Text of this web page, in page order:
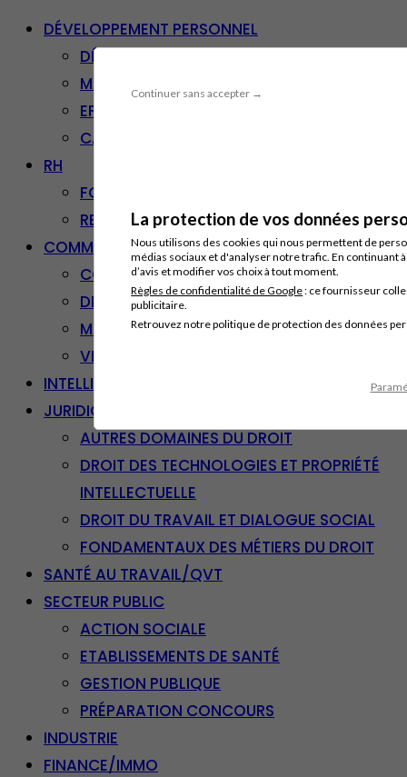
Continuer sans accepter →
La protection de vos données
Nous utilisons des cookies qui nous permettent de
médias sociaux et d'analyser notre trafic. En continuant
d’avis et modifier vos choix à tout moment.
Règles de confidentialité de Google: ce fournisseur
publicitaire.
Retrouvez notre politique de protection des données
DÉVELOPPEMENT PERSONNEL
DÉVELOPPEMENT PERSONNEL
MANAGEMENT
EFFICACITÉ PROFESSIONNELLE
CARRIÈRE & RECONVERSION
RH
FORMATION PROFESSIONNELLE
RESSOURCES HUMAINES
COMMUNICATION/DIGITAL
COMMUNICATION
DIGITAL
MARKETING
VENTE – RELATION CLIENT
INTELLIGENCE ARTIFICIELLE
JURIDIQUE
AUTRES DOMAINES DU DROIT
DROIT DES TECHNOLOGIES ET PROPRIÉTÉ
INTELLECTUELLE
DROIT DU TRAVAIL ET DIALOGUE SOCIAL
FONDAMENTAUX DES MÉTIERS DU DROIT
SANTÉ AU TRAVAIL/QVT
SECTEUR PUBLIC
ACTION SOCIALE
ETABLISSEMENTS DE SANTÉ
GESTION PUBLIQUE
PRÉPARATION CONCOURS
INDUSTRIE
FINANCE/IMMO